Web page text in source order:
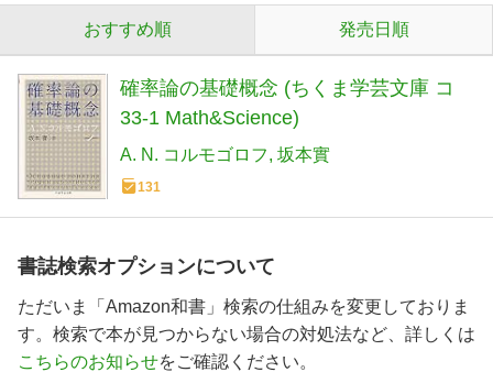
おすすめ順 発売日順
確率論の基礎概念 (ちくま学芸文庫 コ
33-1 Math&Science)
A. N. コルモゴロフ 坂本實
131
書誌検索オプションについて
ただいま「Amazon和書」検索の仕組みを変更しておりま
す。検索で本が見つからない場合の対処法など、詳しくは
こちらのお知らせをご確認ください。